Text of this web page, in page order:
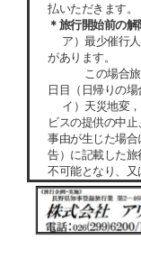
払いただきます。
＊旅行開始前の解
ア）最少催行人
があります。
この場合旅行
日目（日帰りの場
イ）天災地変，
ビスの提供の中
事由が生じた場
告）に記載した
不可能となり、又